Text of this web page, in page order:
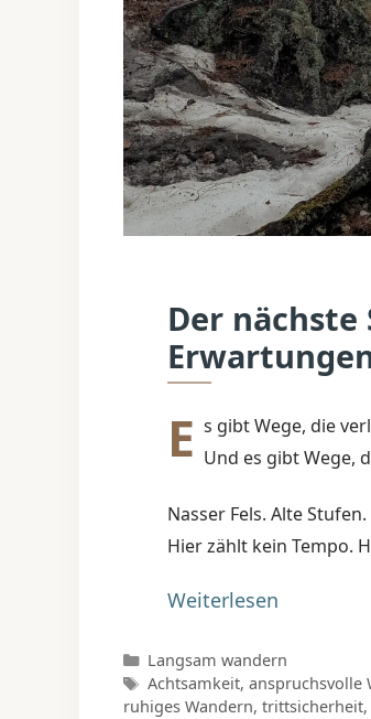
Der nächste
E s gibt Wege, die
Und es gibt Wege,
Nasser Fels. Alte
Hier zählt kein Tempo.
Weiterlesen
Kategorien
Langsam wandern
Schlagwörter
Achtsamkeit, anspruchsvolle
ruhiges Wandern, trittsicherheit,